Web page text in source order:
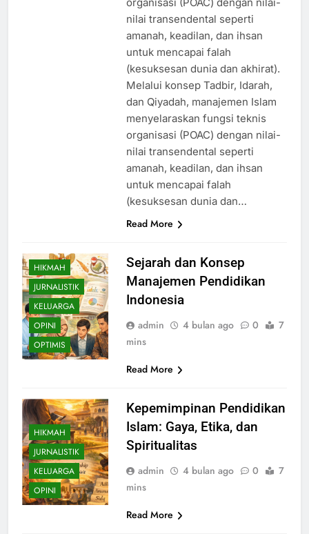
nilai transendental seperti
amanah, keadilan, dan ihsan
untuk mencapai falah
(kesuksesan dunia dan akhirat).
Melalui konsep Tadbir, Idarah,
dan Qiyadah, manajemen Islam
menyelaraskan fungsi teknis
organisasi (POAC) dengan nilai-
nilai transendental seperti
amanah, keadilan, dan ihsan
untuk mencapai falah
(kesuksesan dunia dan…
Read More
HIKMAH
JURNALISTIK
KELUARGA
OPINI
OPTIMIS
Sejarah dan Konsep
Manajemen Pendidikan
Indonesia
admin 4 bulan ago 0
7
mins
Read More
HIKMAH
JURNALISTIK
KELUARGA
OPINI
Kepemimpinan Pendidikan
Islam: Gaya, Etika, dan
Spiritualitas
admin 4 bulan ago 0
7
mins
Read More